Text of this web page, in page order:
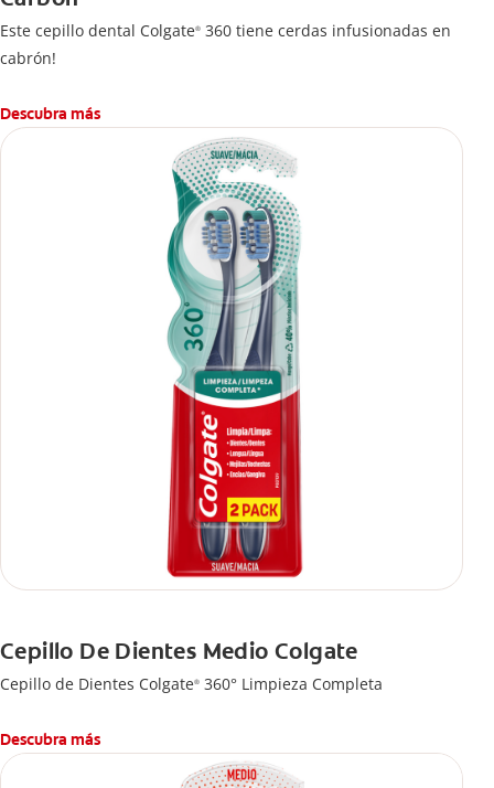
Este cepillo dental Colgate® 360 tiene cerdas infusionadas en
cabrón!
Descubra más
Cepillo De Dientes Medio Colgate
Cepillo de Dientes Colgate® 360° Limpieza Completa
Descubra más